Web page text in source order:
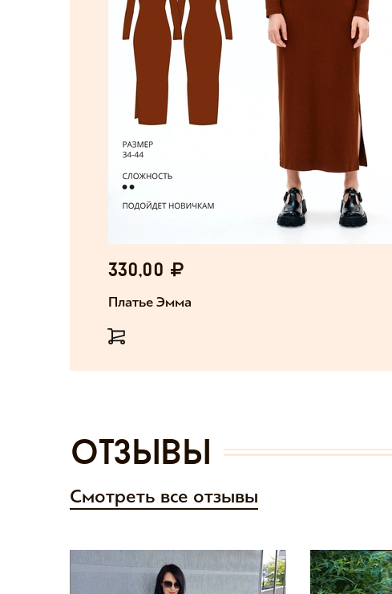
330,00
Платье Эмма
отзывы
Смотреть все отзывы